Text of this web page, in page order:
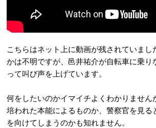
こちらはネット上に動画が残されていまし
かは不明ですが、邑井祐介が自転車に乗り
って叫び声を上げています。
何をしたいのかイマイチよくわかりません
培われた本能によるものか、警察官を見る
を向けてしまうのかも知れません。